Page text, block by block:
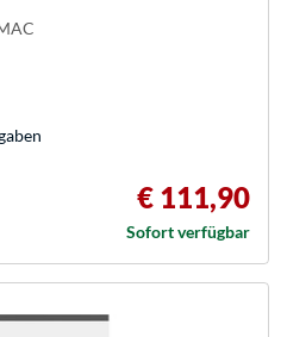
€ 111,90
Sofort verfügbar